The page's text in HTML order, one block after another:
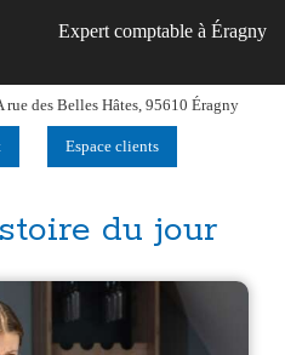
rue des Belles Hâtes, 95610 Éragny
Espace clients
Expert comptable à Éragny
du jour